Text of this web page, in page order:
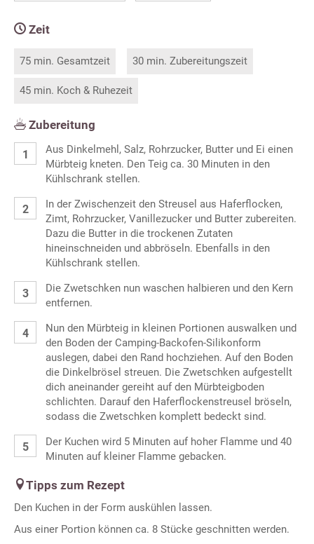
Zeit
75 min. Gesamtzeit 30 min. Zubereitungszeit
45 min. Koch & Ruhezeit
Zubereitung
Aus Dinkelmehl, Salz, Rohrzucker, Butter und Ei einen
Mürbteig kneten. Den Teig ca. 30 Minuten in den
Kühlschrank stellen.
In der Zwischenzeit den Streusel aus Haferflocken,
Zimt, Rohrzucker, Vanillezucker und Butter zubereiten.
Dazu die Butter in die trockenen Zutaten
hineinschneiden und abbröseln. Ebenfalls in den
Kühlschrank stellen.
Die Zwetschken nun waschen halbieren und den Kern
entfernen.
Nun den Mürbteig in kleinen Portionen auswalken und
den Boden der Camping-Backofen-Silikonform
auslegen, dabei den Rand hochziehen. Auf den Boden
die Dinkelbrösel streuen. Die Zwetschken aufgestellt
dich aneinander gereiht auf den Mürbteigboden
schlichten. Darauf den Haferflockenstreusel bröseln,
sodass die Zwetschken komplett bedeckt sind.
Der Kuchen wird 5 Minuten auf hoher Flamme und 40
Minuten auf kleiner Flamme gebacken.
Tipps zum Rezept
Den Kuchen in der Form auskühlen lassen.
Aus einer Portion können ca. 8 Stücke geschnitten werden.